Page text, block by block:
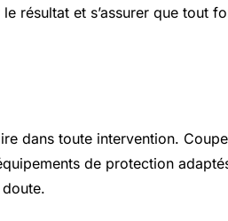
résultat et s’assurer que tout
dans toute intervention.
de protection